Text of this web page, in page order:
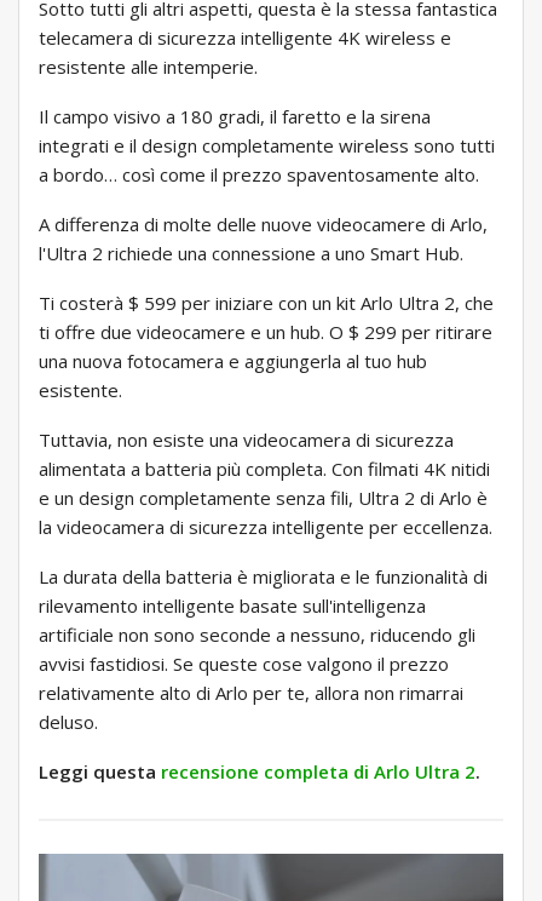
Sotto tutti gli altri aspetti, questa è la stessa fantastica
telecamera di sicurezza intelligente 4K wireless e
resistente alle intemperie.
Il campo visivo a 180 gradi, il faretto e la sirena
integrati e il design completamente wireless sono tutti
a bordo… così come il prezzo spaventosamente alto.
A differenza di molte delle nuove videocamere di Arlo,
l'Ultra 2 richiede una connessione a uno Smart Hub.
Ti costerà $ 599 per iniziare con un kit Arlo Ultra 2, che
ti offre due videocamere e un hub. O $ 299 per ritirare
una nuova fotocamera e aggiungerla al tuo hub
esistente.
Tuttavia, non esiste una videocamera di sicurezza
alimentata a batteria più completa. Con filmati 4K nitidi
e un design completamente senza fili, Ultra 2 di Arlo è
la videocamera di sicurezza intelligente per eccellenza.
La durata della batteria è migliorata e le funzionalità di
rilevamento intelligente basate sull'intelligenza
artificiale non sono seconde a nessuno, riducendo gli
avvisi fastidiosi. Se queste cose valgono il prezzo
relativamente alto di Arlo per te, allora non rimarrai
deluso.
Leggi questa recensione completa di Arlo Ultra 2.